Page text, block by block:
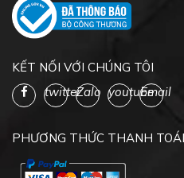
KẾT NỐI VỚI CHÚNG TÔI
twitterZalo youtube